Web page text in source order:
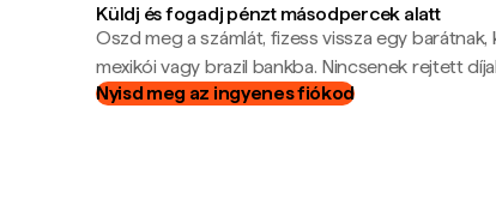
Küldj és fogadj pénzt másodpercek alatt
Oszd meg a számlát, fizess vissza egy
mexikói vagy brazil bankba. Nincsenek rejtett
Nyisd meg az ingyenes fiókod